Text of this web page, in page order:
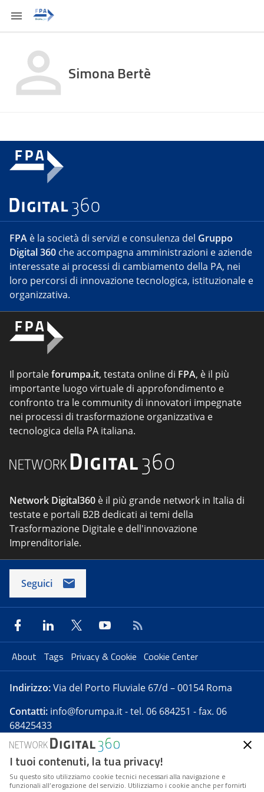
Simona Bertè
FPA è la società di servizi e consulenza del Gruppo
Digital 360 che accompagna amministrazioni e aziende
interessate ai processi di cambiamento della PA, nei
loro percorsi di innovazione tecnologica, istituzionale e
organizzativa.
Il portaleforumpa.it, testata online di FPA, è il più
importante luogo virtuale di approfondimento e
confronto tra le community di innovatori impegnate
nei processi di trasformazione organizzativa e
tecnologica della PA italiana.
Network Digital360 è il più grande network in Italia di
testate e portali B2B dedicati ai temi della
Trasformazione Digitale e dell'innovazione
Imprenditoriale.
Seguici
About Tags Privacy & Cookie Cookie Center
Indirizzo:Via del Porto Fluviale 67/d – 00154 Roma
Contatti: info@forumpa.it- tel. 06 684251 - fax. 06
68425433
Forumpa.itè una pubblicazione telematica iscritta
presso Registro della stampa del Tribunale di Roma -
Reg. n. 182 del 2 maggio 2008 - Direttore resp. Michela
I tuoi contenuti, la tua privacy!
Su questo sito utilizziamo cookie tecnici necessari alla navigazione e
funzionali all’erogazione del servizio. Utilizziamo i cookie anche per fornirti